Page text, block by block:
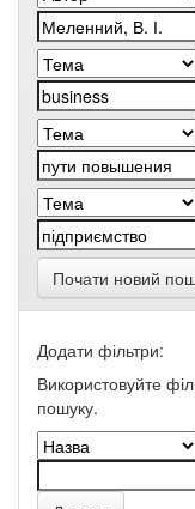
Почати новий
Додати фільтри:
Використовуйте
пошуку.